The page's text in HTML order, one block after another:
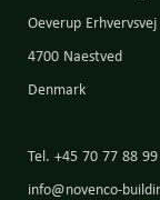
Oeverup
4700 Naestved
Denmark
Tel. +45 70 77 88 99
info@novenco-